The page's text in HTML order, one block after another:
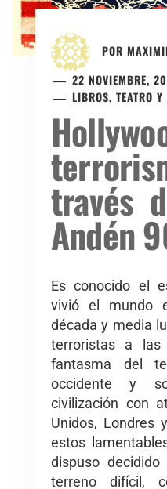
POR
22 NOVIEMBRE,
LIBROS, TEATRO
través
Andén
Es conocido el
vivió el mundo
década y media
terroristas a las
fantasma del
occidente y
civilización con
Unidos, Londres
estos
dispuso
terreno difícil,